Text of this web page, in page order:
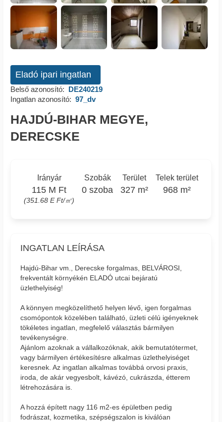
Eladó ipari ingatlan
Belső azonosító: DE240219
Ingatlan azonosító: 97_dv
HAJDÚ-BIHAR MEGYE,
DERECSKE
Irányár
115 M Ft
(351.68 E Ft/㎡)
Szobák
0 szoba
Terület
327 m²
Telek terület
968 m²
INGATLAN LEÍRÁSA
Hajdú-Bihar vm., Derecske forgalmas, BELVÁROSI,
frekventált környékén ELADÓ utcai bejáratú
üzlethelyiség!
A könnyen megközelíthető helyen lévő, igen forgalmas
csomópontok közelében található, üzleti célú igényeknek
tökéletes ingatlan, megfelelő választás bármilyen
tevékenységre.
Ajánlom azoknak a vállalkozóknak, akik bemutatótermet,
vagy bármilyen értékesítésre alkalmas üzlethelyiséget
keresnek. Az ingatlan alkalmas továbbá orvosi praxis,
iroda, de akár vegyesbolt, kávézó, cukrászda, étterem
létrehozására is.
A hozzá épített nagy 116 m2-es épületben pedig
fodrászat, kozmetika, szépségszalon is kiválóan